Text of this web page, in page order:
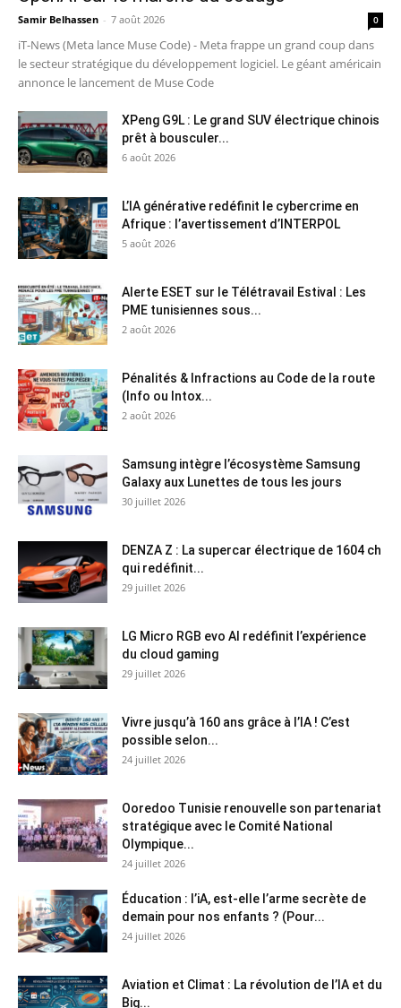
Samir Belhassen - 7 août 2026 0
iT-News (Meta lance Muse Code) - Meta frappe un grand coup dans
le secteur stratégique du développement logiciel. Le géant américain
annonce le lancement de Muse Code
XPeng G9L : Le grand SUV électrique chinois
prêt à bousculer...
6 août 2026
L’IA générative redéfinit le cybercrime en
Afrique : l’avertissement d’INTERPOL
5 août 2026
Alerte ESET sur le Télétravail Estival : Les
PME tunisiennes sous...
2 août 2026
Pénalités & Infractions au Code de la route
(Info ou Intox...
2 août 2026
Samsung intègre l’écosystème Samsung
Galaxy aux Lunettes de tous les jours
30 juillet 2026
DENZA Z : La supercar électrique de 1604 ch
qui redéfinit...
29 juillet 2026
LG Micro RGB evo AI redéfinit l’expérience
du cloud gaming
29 juillet 2026
Vivre jusqu’à 160 ans grâce à l’IA ! C’est
possible selon...
24 juillet 2026
Ooredoo Tunisie renouvelle son partenariat
stratégique avec le Comité National
Olympique...
24 juillet 2026
Éducation : l’iA, est-elle l’arme secrète de
demain pour nos enfants ? (Pour...
24 juillet 2026
Aviation et Climat : La révolution de l’IA et du
Big...